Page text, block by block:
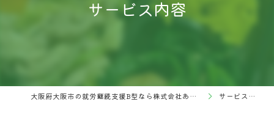
サービス内容
大阪府大阪市の就労継続支援B型なら株式会社あふろ サービス内容